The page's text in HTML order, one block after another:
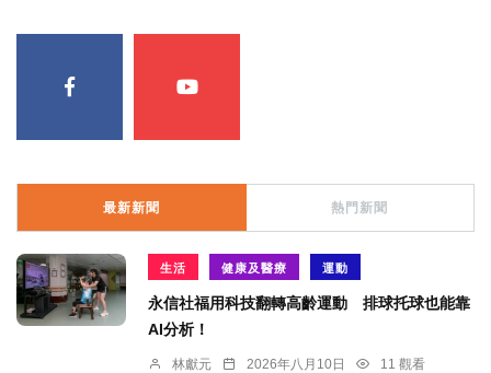
最新新聞 熱門新聞
生活 健康及醫療 運動
永信社福用科技翻轉高齡運動 排球托球也能靠
AI分析！
林獻元 2026年八月10日
11 觀看